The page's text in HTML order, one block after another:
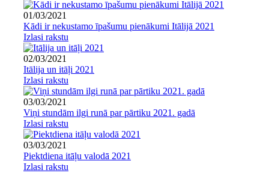
01/03/2021
Kādi ir nekustamo īpašumu pienākumi Itālijā 2021
Izlasi rakstu
02/03/2021
Itālija un itāļi 2021
Izlasi rakstu
03/03/2021
Viņi stundām ilgi runā par pārtiku 2021. gadā
Izlasi rakstu
03/03/2021
Piektdiena itāļu valodā 2021
Izlasi rakstu